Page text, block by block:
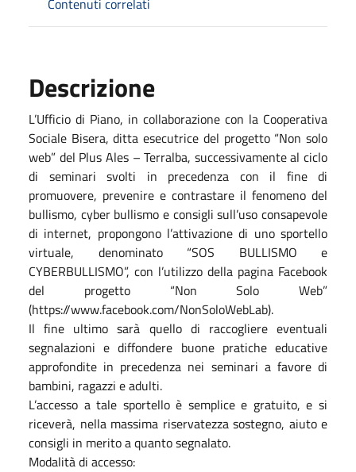
Descrizione
L’Ufficio di Piano, in collaborazione con la Cooperativa
Sociale Bisera, ditta esecutrice del progetto “Non solo
web” del Plus Ales – Terralba, successivamente al ciclo
di seminari svolti in precedenza con il fine di
promuovere, prevenire e contrastare il fenomeno del
bullismo, cyber bullismo e consigli sull’uso consapevole
di internet, propongono l’attivazione di uno sportello
virtuale, denominato “SOS BULLISMO e
CYBERBULLISMO”, con l’utilizzo della pagina Facebook
del progetto “Non Solo Web”
(https://www.facebook.com/NonSoloWebLab).
Il fine ultimo sarà quello di raccogliere eventuali
segnalazioni e diffondere buone pratiche educative
approfondite in precedenza nei seminari a favore di
bambini, ragazzi e adulti.
L’accesso a tale sportello è semplice e gratuito, e si
riceverà, nella massima riservatezza sostegno, aiuto e
consigli in merito a quanto segnalato.
Modalità di accesso: